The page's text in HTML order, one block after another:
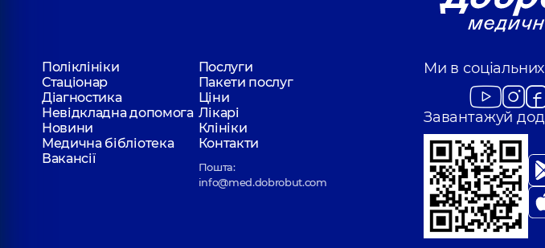
Поліклініки
Послуги
Стаціонар
Пакети послуг
Діагностика
Ціни
Невідкладна допомога Лікарі
Новини
Клініки
Медична бібліотека
Контакти
Вакансії
Пошта:
info@med.dobrobut.com
Ми в
Завантажуй